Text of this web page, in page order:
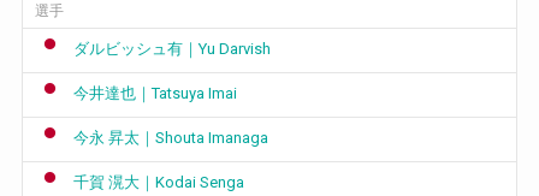
選手
ダルビッシュ有｜Yu Darvish
今井達也｜Tatsuya Imai
今永 昇太｜Shouta Imanaga
千賀 滉大｜Kodai Senga